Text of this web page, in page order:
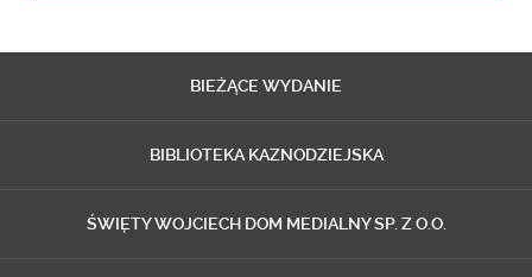
BIEŻĄCE WYDANIE
BIBLIOTEKA KAZNODZIEJSKA
ŚWIĘTY WOJCIECH DOM MEDIALNY SP. Z O.O.